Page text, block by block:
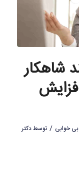
شاهکار
خوابی / توسطدکتر